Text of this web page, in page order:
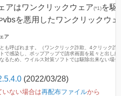
アはワンクリックウェア(*1)を駆
vbsを悪用したワンクリックウ
ア
も呼ばれます。（ワンクリック詐欺、4クリック詐
で感染し、ポップアップで請求画面を延々と出し
るため、ウイルス対策ソフトでは駆除出来ない場
(2022/03/28)
ない場合は再配布ファイルから